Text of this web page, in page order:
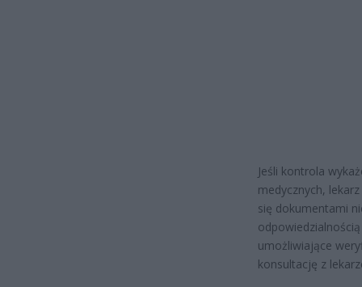
Jeśli kontrola
medycznych,
się dokumentami
umożliwiające
konsultację z